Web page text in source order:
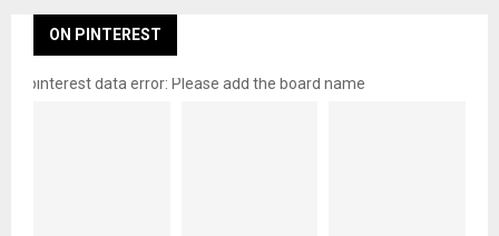
ON PINTEREST
pinterest data error: Please add the board name